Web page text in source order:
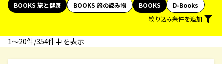
BOOKS 旅と健康
BOOKS 旅の読み物 BOOKS
D-Books
絞り込み条件を追加
1〜20件/354件中 を表示